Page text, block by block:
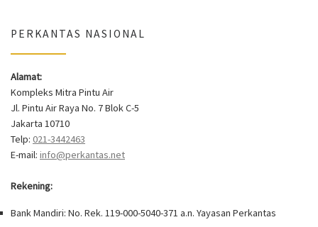
PERKANTAS NASIONAL
Alamat:
Kompleks Mitra Pintu Air
Jl. Pintu Air Raya No. 7 Blok C-5
Jakarta 10710
Telp: 021-3442463
E-mail: info@perkantas.net
Rekening:
Bank Mandiri: No. Rek. 119-000-5040-371 a.n. Yayasan Perkantas